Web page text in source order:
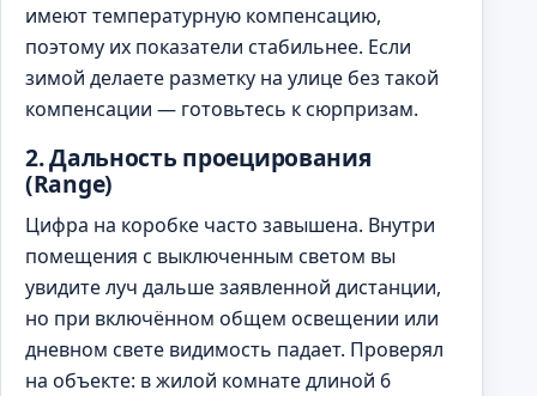
имеют температурную компенсацию,
поэтому их показатели стабильнее. Если
зимой делаете разметку на улице без такой
компенсации — готовьтесь к сюрпризам.
2. Дальность проецирования
(Range)
Цифра на коробке часто завышена. Внутри
помещения с выключенным светом вы
увидите луч дальше заявленной дистанции,
но при включённом общем освещении или
дневном свете видимость падает. Проверял
на объекте: в жилой комнате длиной 6